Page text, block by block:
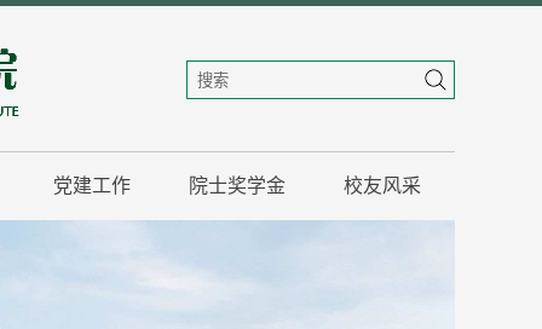
党建工作 院士奖学金 校友风采